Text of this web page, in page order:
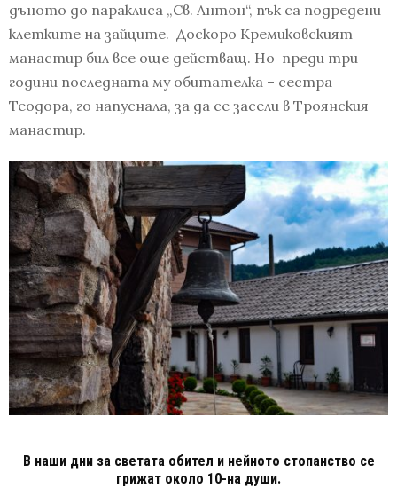
дъното до параклиса „Св. Антон“, пък са подредени
клетките на зайците. Доскоро Кремиковският
манастир бил все още действащ. Но преди три
години последната му обитателка – сестра
Теодора, го напуснала, за да се засели в Троянския
манастир.
В наши дни за светата обител и нейното стопанство се
грижат около 10-на души.